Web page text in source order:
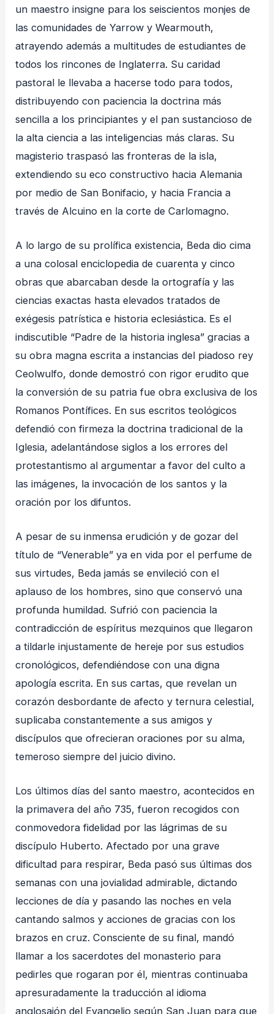
un maestro insigne para los seiscientos monjes de
las comunidades de Yarrow y Wearmouth,
atrayendo además a multitudes de estudiantes de
todos los rincones de Inglaterra. Su caridad
pastoral le llevaba a hacerse todo para todos,
distribuyendo con paciencia la doctrina más
sencilla a los principiantes y el pan sustancioso de
la alta ciencia a las inteligencias más claras. Su
magisterio traspasó las fronteras de la isla,
extendiendo su eco constructivo hacia Alemania
por medio de San Bonifacio, y hacia Francia a
través de Alcuino en la corte de Carlomagno.
A lo largo de su prolífica existencia, Beda dio cima
a una colosal enciclopedia de cuarenta y cinco
obras que abarcaban desde la ortografía y las
ciencias exactas hasta elevados tratados de
exégesis patrística e historia eclesiástica. Es el
indiscutible “Padre de la historia inglesa” gracias a
su obra magna escrita a instancias del piadoso rey
Ceolwulfo, donde demostró con rigor erudito que
la conversión de su patria fue obra exclusiva de los
Romanos Pontífices. En sus escritos teológicos
defendió con firmeza la doctrina tradicional de la
Iglesia, adelantándose siglos a los errores del
protestantismo al argumentar a favor del culto a
las imágenes, la invocación de los santos y la
oración por los difuntos.
A pesar de su inmensa erudición y de gozar del
título de “Venerable” ya en vida por el perfume de
sus virtudes, Beda jamás se envileció con el
aplauso de los hombres, sino que conservó una
profunda humildad. Sufrió con paciencia la
contradicción de espíritus mezquinos que llegaron
a tildarle injustamente de hereje por sus estudios
cronológicos, defendiéndose con una digna
apología escrita. En sus cartas, que revelan un
corazón desbordante de afecto y ternura celestial,
suplicaba constantemente a sus amigos y
discípulos que ofrecieran oraciones por su alma,
temeroso siempre del juicio divino.
Los últimos días del santo maestro, acontecidos en
la primavera del año 735, fueron recogidos con
conmovedora fidelidad por las lágrimas de su
discípulo Huberto. Afectado por una grave
dificultad para respirar, Beda pasó sus últimas dos
semanas con una jovialidad admirable, dictando
lecciones de día y pasando las noches en vela
cantando salmos y acciones de gracias con los
brazos en cruz. Consciente de su final, mandó
llamar a los sacerdotes del monasterio para
pedirles que rogaran por él, mientras continuaba
apresuradamente la traducción al idioma
anglosajón del Evangelio según San Juan para que